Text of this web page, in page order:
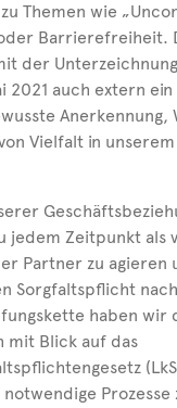
Themen wie
Barrierefreiheit.
der
2021 auch extern ein
Anerkennung,
Vielfalt in
jedem Zeitpunkt als
Partner zu agieren
Sorgfaltspflicht
haben wir
mit Blick auf das
Prozesse